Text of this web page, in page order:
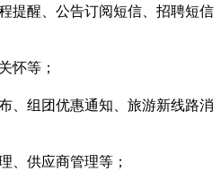
提醒、公告订阅短信、招聘短信
怀等；
、组团优惠通知、旅游新线路消
、供应商管理等；